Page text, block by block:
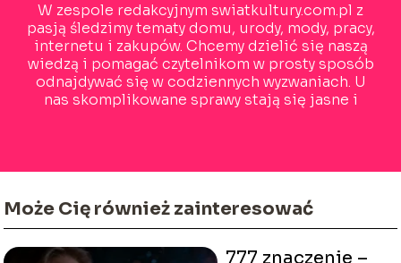
W zespole redakcyjnym swiatkultury.com.pl z
pasją śledzimy tematy domu, urody, mody, pracy,
internetu i zakupów. Chcemy dzielić się naszą
wiedzą i pomagać czytelnikom w prosty sposób
odnajdywać się w codziennych wyzwaniach. U
nas skomplikowane sprawy stają się jasne i
Może Cię również zainteresować
777 znaczenie –